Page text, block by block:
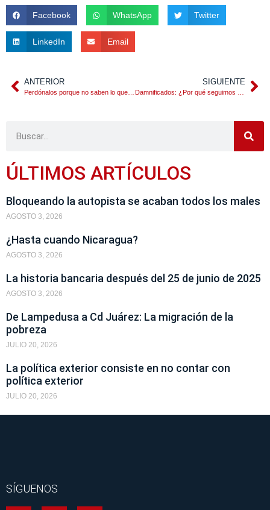
Facebook WhatsApp Twitter
LinkedIn Email
ANTERIOR SIGUIENTE
ÚLTIMOS ARTÍCULOS
Bloqueando la autopista se acaban todos los males
AGOSTO 3, 2026
¿Hasta cuando Nicaragua?
AGOSTO 3, 2026
La historia bancaria después del 25 de junio de 2025
AGOSTO 3, 2026
De Lampedusa a Cd Juárez: La migración de la
pobreza
JULIO 20, 2026
La política exterior consiste en no contar con
política exterior
JULIO 20, 2026
SÍGUENOS